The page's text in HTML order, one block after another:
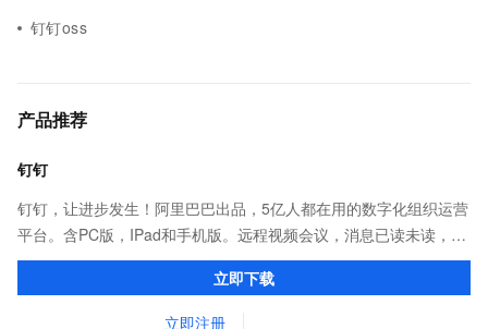
钉钉oss
产品推荐
钉钉
钉钉，让进步发生！阿里巴巴出品，5亿人都在用的数字化组织运营
平台。含PC版，IPad和手机版。远程视频会议，消息已读未读，
DING消息任务管理，让沟通更高效；移动办公考勤，审批，钉闪
会，钉钉文档，钉钉教育解决方案。
立即下载
立即注册